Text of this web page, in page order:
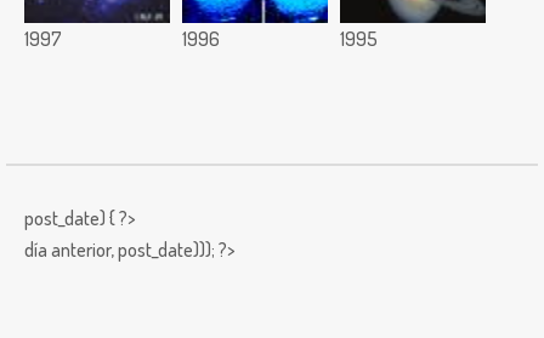
1997 1996 1995
post_date) { ?>
día anterior,post_date))); ?>